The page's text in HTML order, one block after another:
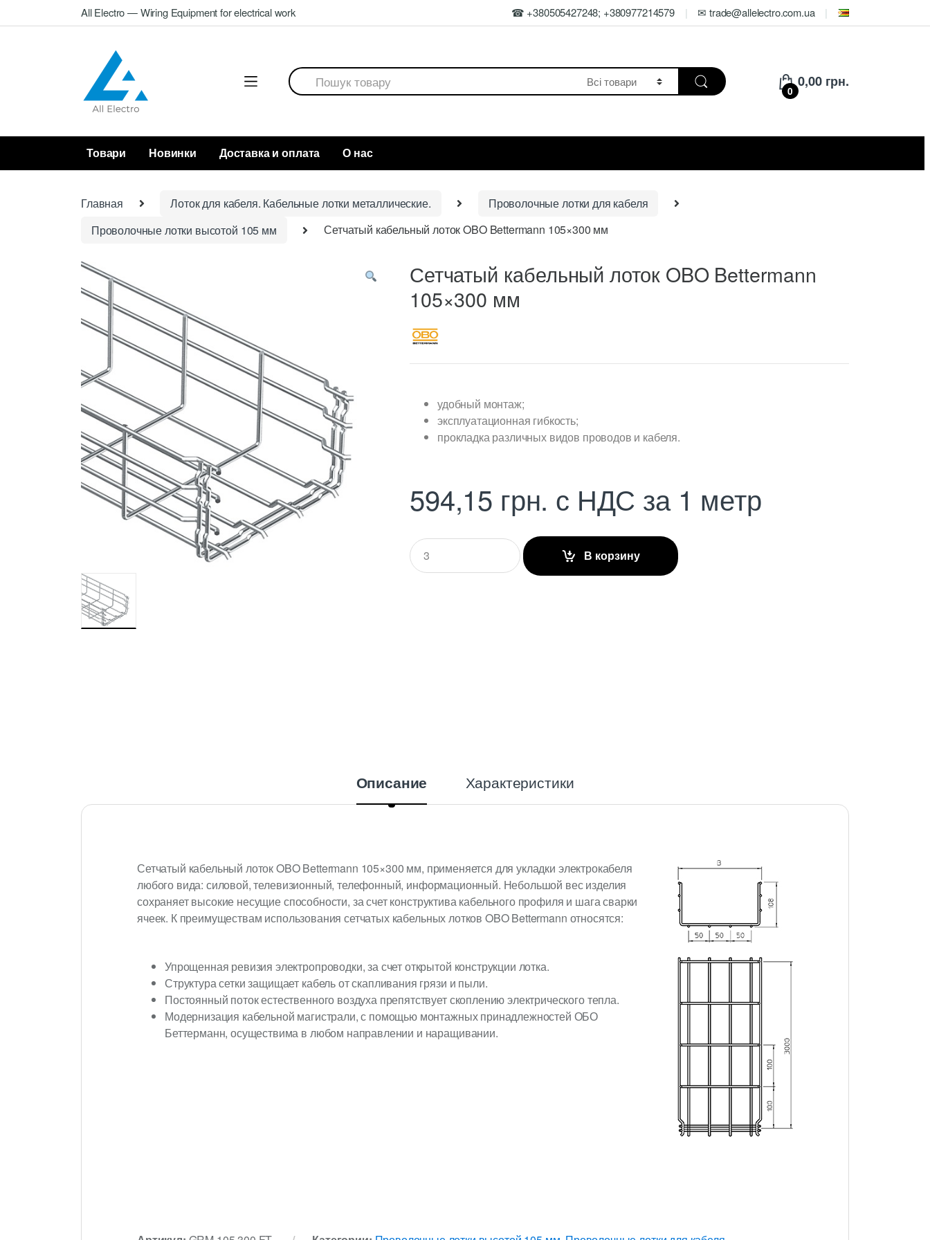
to
to
All Electro — Wiring Equipment for electrical work ☎ +380505427248; +380977214579 ✉ trade@allelectro.com.ua
Search
for:
0
0,00 грн.
Товари Новинки Доставка и оплата О нас
Главная Лоток для кабеля. Кабельные лотки металлические.
Проволочные лотки для кабеля
Проволочные лотки высотой 105 мм
Сетчатый кабельный лоток OBO Bettermann 105×300 мм
Сетчатый кабельный лоток OBO Bettermann
105×300 мм
удобный монтаж;
эксплуатационная гибкость;
прокладка различных видов проводов и кабеля.
594,15 грн. с НДС за 1 метр
Q
u
В корзину
Описание Характеристики
Сетчатый кабельный лоток OBO Bettermann 105×300 мм, применяется для укладки электрокабеля
любого вида: силовой, телевизионный, телефонный, информационный. Небольшой вес изделия
сохраняет высокие несущие способности, за счет конструктива кабельного профиля и шага сварки
ячеек. К преимуществам использования сетчатых кабельных лотков OBO Bettermann относятся:
Упрощенная ревизия электропроводки, за счет открытой конструкции лотка.
Структура сетки защищает кабель от скапливания грязи и пыли.
Постоянный поток естественного воздуха препятствует скоплению электрического тепла.
Модернизация кабельной магистрали, с помощью монтажных принадлежностей ОБО
Беттерманн, осуществима в любом направлении и наращивании.